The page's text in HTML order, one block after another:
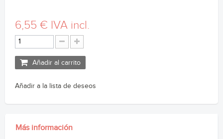
6,55 € IVA incl.
Añadir al carrito
Añadir a la lista de deseos
Más información